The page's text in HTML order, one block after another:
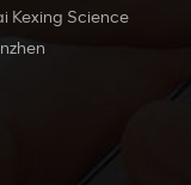
Kexing Science